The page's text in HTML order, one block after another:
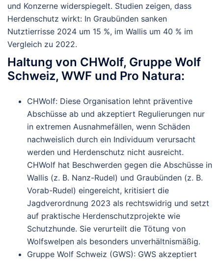
und Konzerne widerspiegelt. Studien zeigen, dass
Herdenschutz wirkt: In Graubünden sanken
Nutztierrisse 2024 um 15 %, im Wallis um 40 % im
Vergleich zu 2022.
Haltung von CHWolf, Gruppe Wolf
Schweiz, WWF und Pro Natura:
CHWolf: Diese Organisation lehnt präventive
Abschüsse ab und akzeptiert Regulierungen nur
in extremen Ausnahmefällen, wenn Schäden
nachweislich durch ein Individuum verursacht
werden und Herdenschutz nicht ausreicht.
CHWolf hat Beschwerden gegen die Abschüsse in
Wallis (z. B. Nanz-Rudel) und Graubünden (z. B.
Vorab-Rudel) eingereicht, kritisiert die
Jagdverordnung 2023 als rechtswidrig und setzt
auf praktische Herdenschutzprojekte wie
Schutzhunde. Sie verurteilt die Tötung von
Wolfswelpen als besonders unverhältnismäßig.
Gruppe Wolf Schweiz (GWS): GWS akzeptiert